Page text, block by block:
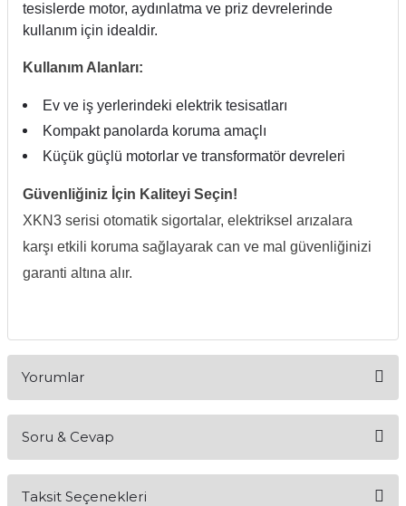
tesislerde motor, aydınlatma ve priz devrelerinde
kullanım için idealdir.
Kullanım Alanları:
Ev ve iş yerlerindeki elektrik tesisatları
Kompakt panolarda koruma amaçlı
Küçük güçlü motorlar ve transformatör devreleri
Güvenliğiniz İçin Kaliteyi Seçin!
XKN3 serisi otomatik sigortalar, elektriksel arızalara
karşı etkili koruma sağlayarak can ve mal güvenliğinizi
garanti altına alır.
Yorumlar
Soru & Cevap
Taksit Seçenekleri